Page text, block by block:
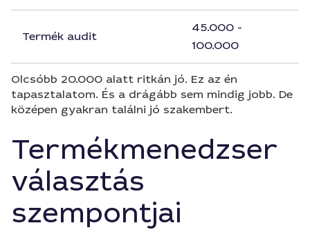
Termék audit
45.000 -
100.000
Olcsóbb 20.000 alatt ritkán jó. Ez az én
tapasztalatom. És a drágább sem mindig jobb. De
középen gyakran találni jó szakembert.
Termékmenedzser
választás
szempontjai